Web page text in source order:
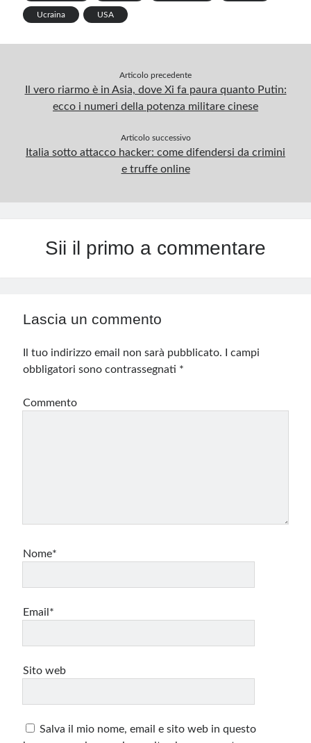
Ucraina USA
Articolo precedente
Il vero riarmo è in Asia, dove Xi fa paura quanto Putin:
ecco i numeri della potenza militare cinese
Articolo successivo
Italia sotto attacco hacker: come difendersi da crimini
e truffe online
Sii il primo a commentare
Lascia un commento
Il tuo indirizzo email non sarà pubblicato.
I campi
obbligatori sono contrassegnati *
Commento
Nome*
Email*
Sito web
Salva il mio nome, email e sito web in questo